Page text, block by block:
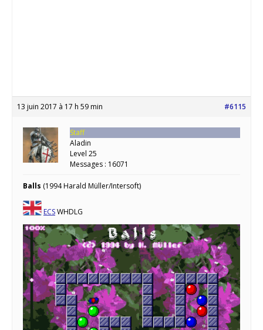
13 juin 2017 à 17 h 59 min #6115
Staff
Aladin
Level 25
Messages : 16071
Balls (1994 Harald Müller/Intersoft)
ECSWHDLG